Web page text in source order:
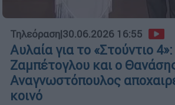
Τηλεόραση|30.06.2026 16:55
Αυλαία για το «Στούντιο
Ζαμπέτογλου και ο
Αναγνωστόπουλος
κοινό